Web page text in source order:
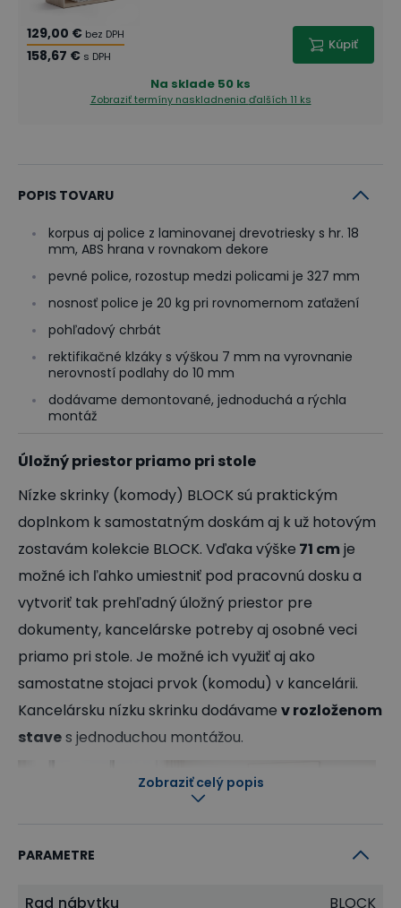
129,00 € bez DPH
158,67 € s DPH
Kúpiť
Na sklade 50 ks
Zobraziť termíny naskladnenia ďalších 11 ks
POPIS TOVARU
korpus aj police z laminovanej drevotriesky s hr. 18
mm, ABS hrana v rovnakom dekore
pevné police, rozostup medzi policami je 327 mm
nosnosť police je 20 kg pri rovnomernom zaťažení
pohľadový chrbát
rektifikačné klzáky s výškou 7 mm na vyrovnanie
nerovností podlahy do 10 mm
dodávame demontované, jednoduchá a rýchla
montáž
Úložný priestor priamo pri stole
Nízke skrinky (komody) BLOCK sú praktickým
doplnkom k samostatným doskám aj k už hotovým
zostavám kolekcie BLOCK. Vďaka výške 71 cmje
možné ich ľahko umiestniť pod pracovnú dosku a
vytvoriť tak prehľadný úložný priestor pre
dokumenty, kancelárske potreby aj osobné veci
priamo pri stole. Je možné ich využiť aj ako
samostatne stojaci prvok (komodu) v kancelárii.
Kancelársku nízku skrinku dodávame v rozloženom
staves jednoduchou montážou.
Zobraziť celý popis
PARAMETRE
Rad nábytku BLOCK